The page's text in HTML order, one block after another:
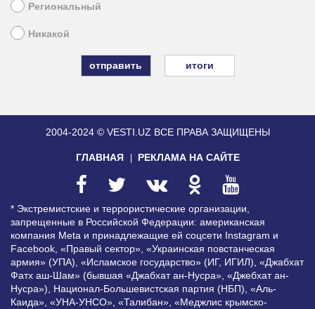
Региональный
Никакой
итоги
2004-2024 © VESTI.UZ ВСЕ ПРАВА ЗАЩИЩЕНЫ
ГЛАВНАЯ РЕКЛАМА НА САЙТЕ
* Экстремистские и террористические организации,
запрещенные в Российской Федерации: американская
компания Meta и принадлежащие ей соцсети Instagram и
Facebook, «Правый сектор», «Украинская повстанческая
армия» (УПА), «Исламское государство» (ИГ, ИГИЛ), «Джабхат
Фатх аш-Шам» (бывшая «Джабхат ан-Нусра», «Джебхат ан-
Нусра»), Национал-Большевистская партия (НБП), «Аль-
Каида», «УНА-УНСО», «Талибан», «Меджлис крымско-